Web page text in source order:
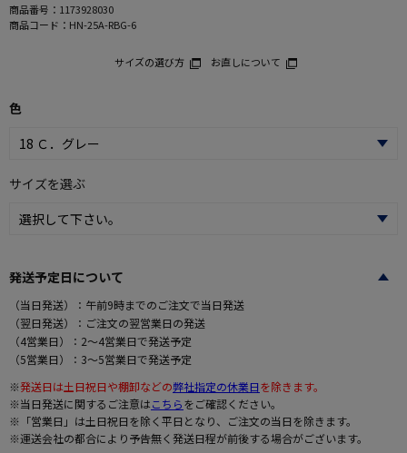
商品番号： 1173928030
商品コード： HN-25A-RBG-6
サイズの選び方 お直しについて
色
サイズを選ぶ
発送予定日について
（当日発送）：午前9時までのご注文で当日発送
（翌日発送）：ご注文の翌営業日の発送
（4営業日）：2～4営業日で発送予定
（5営業日）：3～5営業日で発送予定
※発送日は土日祝日や棚卸などの弊社指定の休業日を除きます。
※当日発送に関するご注意はこちらをご確認ください。
※「営業日」は土日祝日を除く平日となり、ご注文の当日を除きます。
※運送会社の都合により予告無く発送日程が前後する場合がございます。